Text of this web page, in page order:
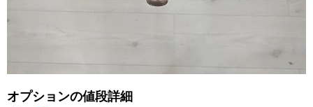
オプションの値段詳細